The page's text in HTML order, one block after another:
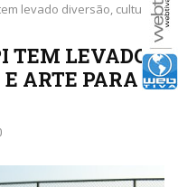
levado diversão, cultura e
TEM LEVADO
ARTE PARA